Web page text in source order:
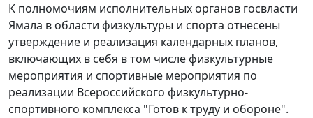
К полномочиям исполнительных органов госвласти
Ямала в области физкультуры и спорта отнесены
утверждение и реализация календарных планов,
включающих в себя в том числе физкультурные
мероприятия и спортивные мероприятия по
реализации Всероссийского физкультурно-
спортивного комплекса "Готов к труду и обороне".